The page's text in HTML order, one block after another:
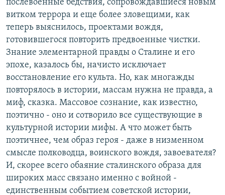
послевоенные бедствия, сопровождавшиеся новым
витком террора и еще более зловещими, как
теперь выяснилось, проектами вождя,
готовившегося повторить предвоенные чистки.
Знание элементарной правды о Сталине и его
эпохе, казалось бы, начисто исключает
восстановление его культа. Но, как многажды
повторялось в истории, массам нужна не правда, а
миф, сказка. Массовое сознание, как известно,
поэтично - оно и сотворило все существующие в
культурной истории мифы. А что может быть
поэтичнее, чем образ героя - даже в низменном
смысле полководца, воинского вождя, завоевателя?
И, скорее всего обаяние сталинского образа для
широких масс связано именно с войной -
единственным событием советской истории,